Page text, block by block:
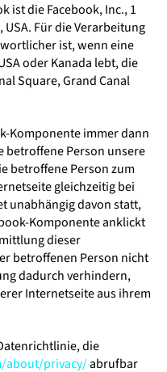
ist die Facebook, Inc., 1
USA. Für die Verarbeitung
ist, wenn eine
oder Kanada lebt, die
Square, Grand Canal
Komponente immer dann
betroffene Person unsere
betroffene Person zum
gleichzeitig bei
unabhängig davon statt,
Komponente anklickt
dieser
betroffenen Person nicht
dadurch verhindern,
Internetseite aus ihrem
die
about/privacy/abrufbar